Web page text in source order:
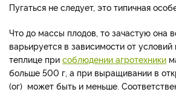
Пугаться не следует, это типичная
Что до массы плодов, то зачастую она
варьируется в зависимости от
теплице при соблюдении агротехники
больше 500 г, а при выращивании в
(ог) может быть и меньше.